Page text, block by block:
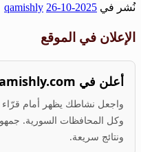
Share
نُشر في 2025-10-26
qamishly
الإعلان في الموقع
أعلن في Qamishly.com
واجعل نشاطك يظهر أمام قرّاء
وكل المحافظات السورية.
ونتائج سريعة.